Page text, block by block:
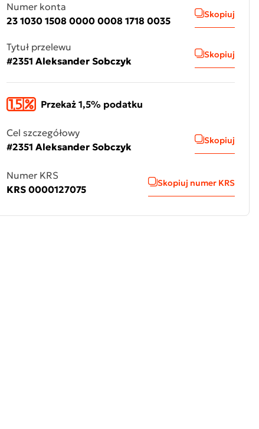
Numer konta
23 1030 1508 0000 0008 1718 0035
Skopiuj
Tytuł przelewu
#2351 Aleksander Sobczyk
Skopiuj
Przekaż 1,5% podatku
Cel szczegółowy
#2351 Aleksander Sobczyk
Skopiuj
Numer KRS
KRS 0000127075
Skopiuj numer KRS